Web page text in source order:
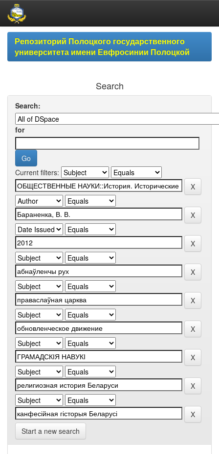
Skip
navigationРепозиторий Полоцкого государственного
университета имени Евфросинии Полоцкой
Search
Search:
for
Current filters:
Start a new search